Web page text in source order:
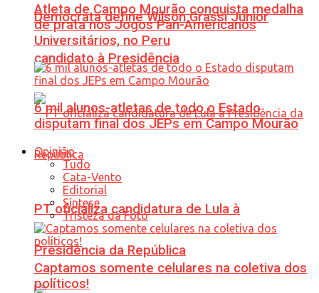
Democrata define Wilson Grassi Júnior
candidato à Presidência
PT oficializa candidatura de Lula à
Presidência da República
Atleta de Campo Mourão conquista medalha
de prata nos Jogos Pan-Americanos
Universitários, no Peru
6 mil alunos-atletas de todo o Estado
disputam final dos JEPs em Campo Mourão
Opinião
Tudo
Cata-Vento
Editorial
Síntese
Tristeza da Foto
Captamos somente celulares na coletiva dos
políticos!